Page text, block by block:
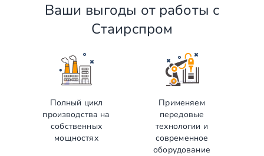
Ваши выгоды от работы с
Стаирспром
Полный цикл
производства на
собственных
мощностях
Применяем
передовые
технологии и
современное
оборудование